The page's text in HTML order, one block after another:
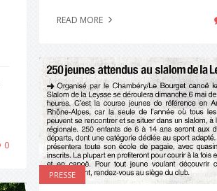
READ MORE
0
PRESSE